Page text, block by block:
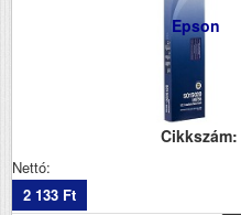
Epson
Cikkszám:
Nettó:
2 133 Ft